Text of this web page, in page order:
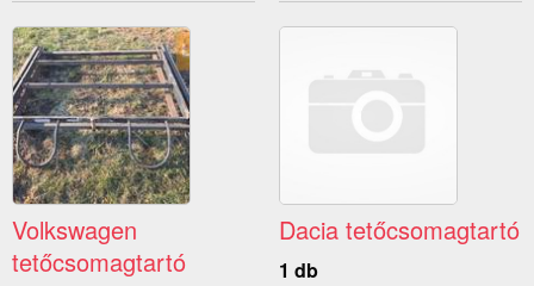
Volkswagen
tetőcsomagtartó
Dacia tetőcsomagtartó
1 db